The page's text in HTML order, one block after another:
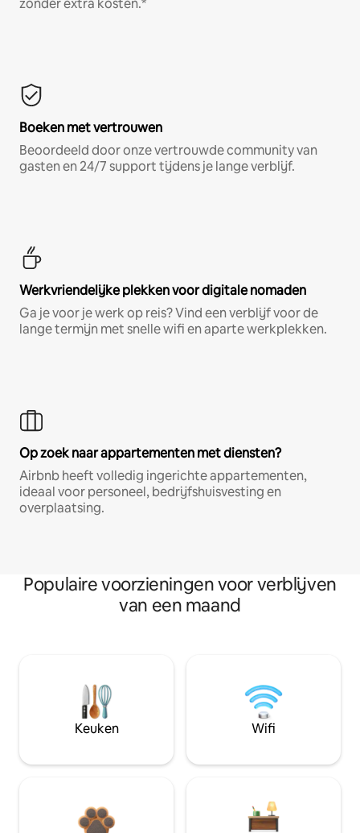
zonder extra kosten.*
Boeken met vertrouwen
Beoordeeld door onze vertrouwde community van
gasten en 24/7 support tijdens je lange verblijf.
Werkvriendelijke plekken voor digitale nomaden
Ga je voor je werk op reis? Vind een verblijf voor de
lange termijn met snelle wifi en aparte werkplekken.
Op zoek naar appartementen met diensten?
Airbnb heeft volledig ingerichte appartementen,
ideaal voor personeel, bedrijfshuisvesting en
overplaatsing.
Populaire voorzieningen voor verblijven
van een maand
Keuken Wifi